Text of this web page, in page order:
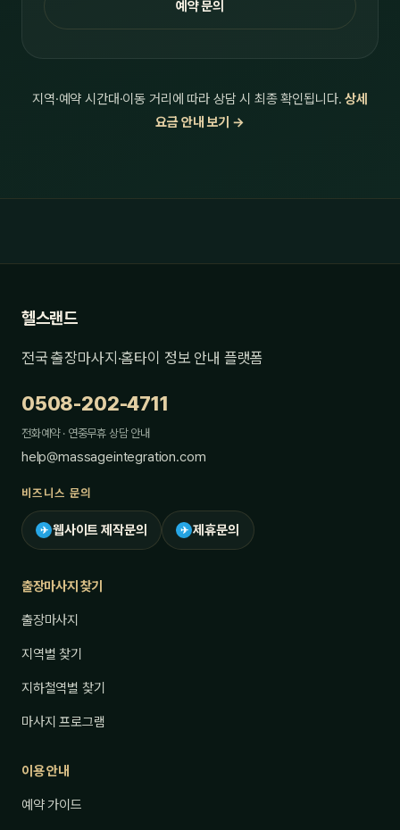
예약 문의
지역·예약 시간대·이동 거리에 따라 상담 시 최종 확인됩니다.상세
요금 안내 보기 →
헬스랜드
전국 출장마사지·홈타이 정보 안내 플랫폼
0508-202-4711
전화예약 · 연중무휴 상담 안내
help@massageintegration.com
비즈니스 문의
✈ 웹사이트 제작문의 ✈ 제휴문의
출장마사지 찾기
출장마사지
지역별 찾기
지하철역별 찾기
마사지 프로그램
이용 안내
예약 가이드